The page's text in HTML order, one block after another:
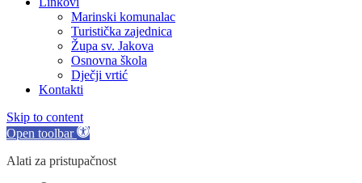
Marinski komunalac
Turistička zajednica
Župa sv. Jakova
Osnovna škola
Dječji vrtić
Kontakti
Skip to content
Open toolbar
Alati za pristupačnost